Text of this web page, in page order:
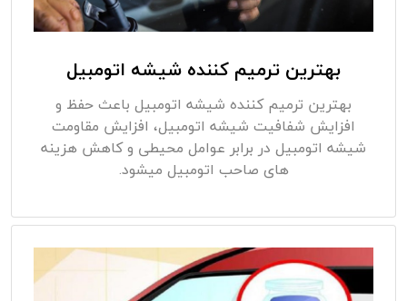
بهترین ترمیم کننده شیشه اتومبیل
بهترین ترمیم کننده شیشه اتومبیل باعث حفظ و
افزایش شفافیت شیشه اتومبیل، افزایش مقاومت
شیشه اتومبیل در برابر عوامل محیطی و کاهش هزینه
های صاحب اتومبیل میشود.